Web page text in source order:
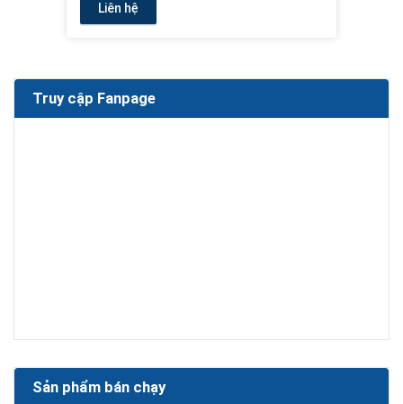
Liên hệ
Truy cập Fanpage
Sản phẩm bán chạy